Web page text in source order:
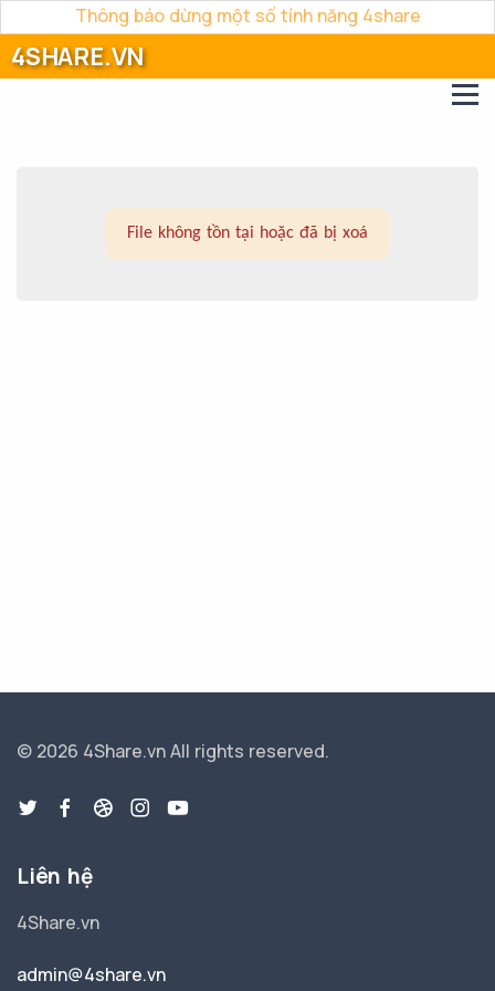
Thông báo dừng một số tính năng 4share
4SHARE.VN
File không tồn tại hoặc đã bị xoá
© 2026 4Share.vnAll rights reserved.
Liên hệ
4Share.vn
admin@4share.vn